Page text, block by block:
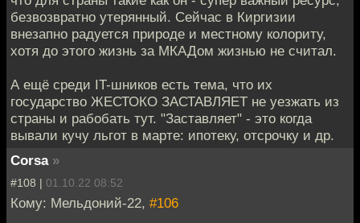
безвозвратно утерянный. Сейчас в Киргизии
внезапно радуется природе и местному колориту,
хотя до этого жизнь за МКАДом жизнью не считал.
А ещё среди IT-шников есть тема, что их
государство ЖЕСТОКО ЗАСТАВЛЯЕТ не уезжать из
страны и рабобать тут. "Заставляет" - это когда
вывали кучу льгот в марте: ипотеку, отсрочку и др.
Corsa »
#108 | 01.10.22 08:52
Кому: Мельдоний-22, #106